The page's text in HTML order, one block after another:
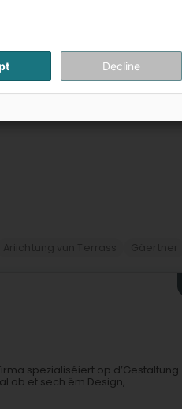
Garden's ass eng Firma
Land. Eis Missioun:
spezialiséiert op d’Gestaltung
ob et sech ëm Design,
Decline